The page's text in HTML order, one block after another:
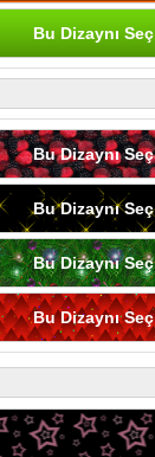
Bu Dizaynı Seç
Bu Dizaynı Seç
Bu Dizaynı Seç
Bu Dizaynı Seç
Bu Dizaynı Seç